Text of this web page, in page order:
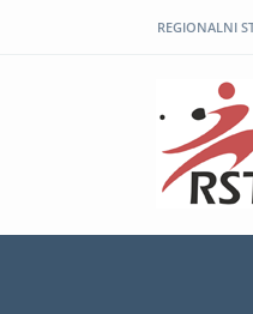
REGIONALNI